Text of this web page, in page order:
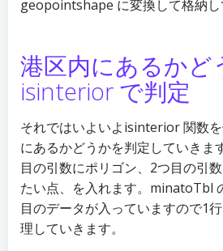
geopointshape に変換して格納し
港区内にあるかど
isinterior で判定
それではいよいよisinterior 関数
にあるかどうかを判定していき
目の引数にポリゴン、2つ目の引
たい点、を入れます。minatoTbl
目のデータが入っていますので1
理していきます。